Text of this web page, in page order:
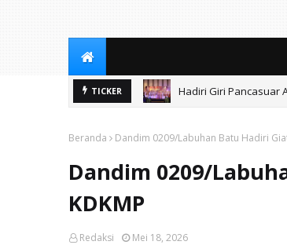
TICKER Hadiri Giri Pancasuar
Beranda Dandim 0209/Labuhan Batu Hadiri
Dandim 0209/
KDKMP
Redaksi Mei 18, 2026